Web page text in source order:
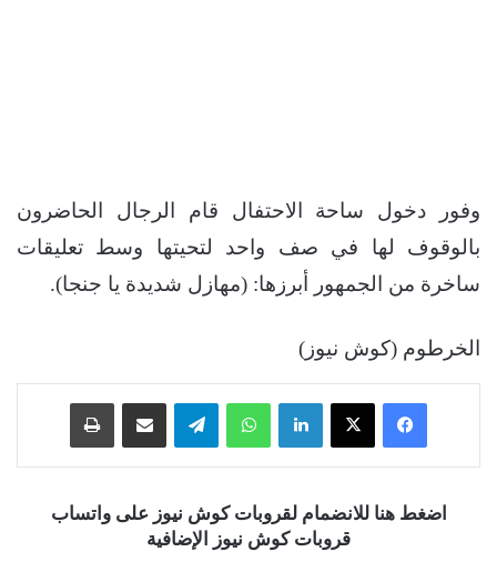
وفور دخول ساحة الاحتفال قام الرجال الحاضرون
بالوقوف لها في صف واحد لتحيتها وسط تعليقات
ساخرة من الجمهور أبرزها: (مهازل شديدة يا جنجا).
الخرطوم (كوش نيوز)
فيسبوك ‫X لينكدإن واتساب تيلقرام
اضغط هنا للانضمام لقروبات كوش نيوز على واتساب
قروبات كوش نيوز الإضافية